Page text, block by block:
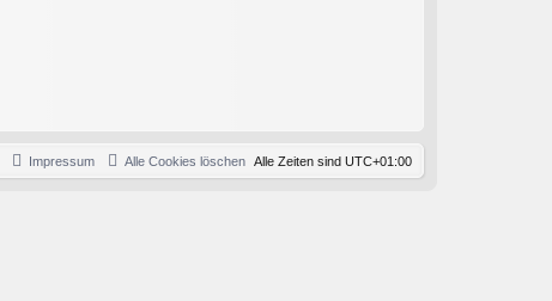
Alle Zeiten sind UTC+01:00
Alle Cookies löschen
Impressum